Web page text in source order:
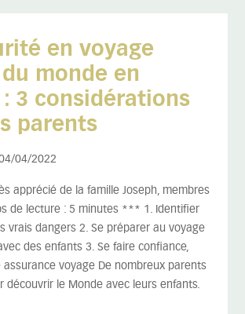
en voyage
monde en
3 considérations
parents
04/2022
apprécié de la famille Joseph, membres
de lecture : 5 minutes *** 1. Identifier
vrais dangers 2. Se préparer au voyage
des enfants 3. Se faire confiance,
assurance voyage De nombreux parents
découvrir le Monde avec leurs enfants.